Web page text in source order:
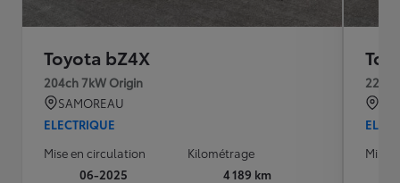
Toyota bZ4X
204ch 7kW Origin
SAMOREAU
ELECTRIQUE
Mise en circulation
06-2025
Kilométrage
4 189 km
Mise